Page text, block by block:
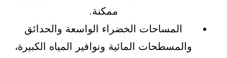
ممكنة.
المساحات الخضراء الواسعة والحدائق
والمسطحات المائية ونوافير المياه الكبيرة،